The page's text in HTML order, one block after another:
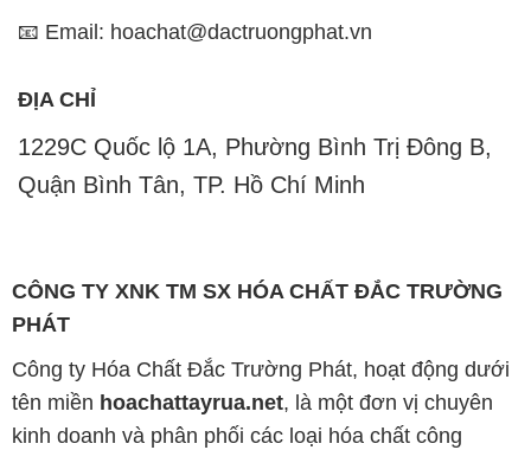
📧 Email: hoachat@dactruongphat.vn
ĐỊA CHỈ
1229C Quốc lộ 1A, Phường Bình Trị Đông B,
Quận Bình Tân, TP. Hồ Chí Minh
CÔNG TY XNK TM SX HÓA CHẤT ĐẮC TRƯỜNG
PHÁT
Công ty Hóa Chất Đắc Trường Phát, hoạt động dưới
tên miền hoachattayrua.net, là một đơn vị chuyên
kinh doanh và phân phối các loại hóa chất công